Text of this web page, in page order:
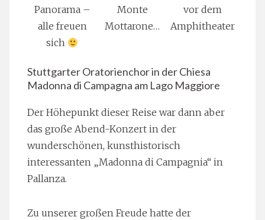
Panorama –
alle freuen
sich
Monte
Mottarone…
vor dem
Amphitheater
Stuttgarter Oratorienchor in der Chiesa
Madonna di Campagna am Lago Maggiore
Der Höhepunkt dieser Reise war dann aber
das große Abend-Konzert in der
wunderschönen, kunsthistorisch
interessanten „Madonna di Campagnia“ in
Pallanza.
Zu unserer großen Freude hatte der